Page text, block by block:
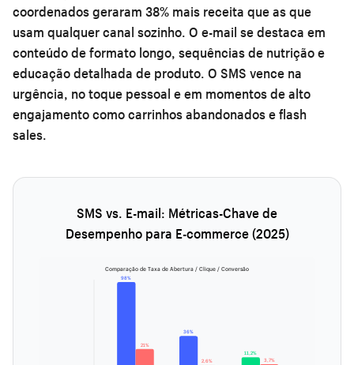
coordenados geraram 38% mais receita que as que
usam qualquer canal sozinho. O e-mail se destaca em
conteúdo de formato longo, sequências de nutrição e
educação detalhada de produto. O SMS vence na
urgência, no toque pessoal e em momentos de alto
engajamento como carrinhos abandonados e flash
sales.
SMS vs. E-mail: Métricas-Chave de
Desempenho para E-commerce (2025)
Comparação de Taxa de Abertura / Clique / Conversão
98%
21%
36%
2,6%
11,2%
3,7%